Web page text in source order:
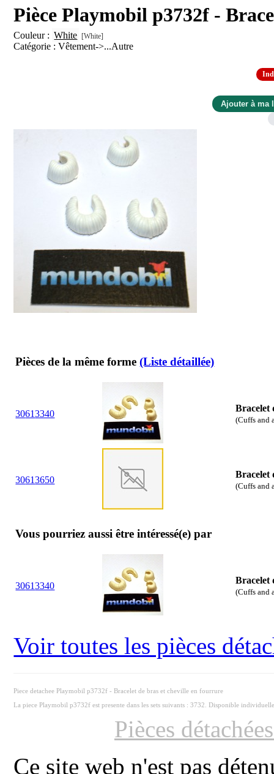
Pièce Playmobil p3732f -
Couleur : White [White]
Catégorie : Vêtement->...Autre
Pièces de la même forme(Liste détaillée)
30613340
Bracelet
(Cuffs and
30613650
Bracelet
(Cuffs and
Vous pourriez aussi être intéressé(e) par
30613340
Bracelet
(Cuffs and
Voir toutes les pièces
Piece detachee Playmobil p3732f - Bracelet de bras et cheville en fourrure
La piece Playmobil p3732f est presente dans les sets suivants : 3732. Disponible
Pièces
Ce site web n'est pas